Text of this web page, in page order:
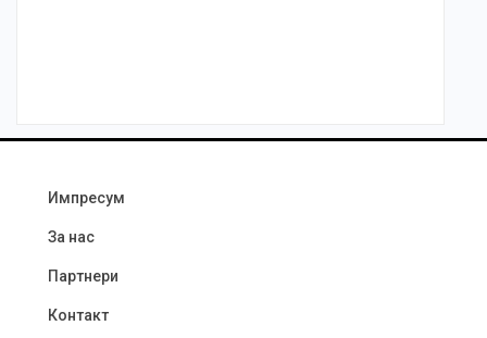
Импресум
За нас
Партнери
Контакт